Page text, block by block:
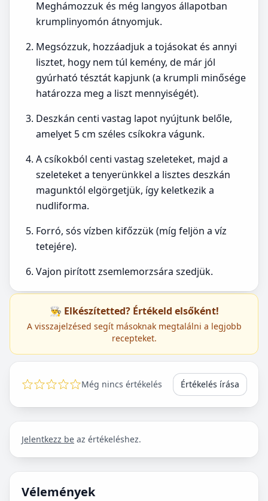
Meghámozzuk és még langyos állapotban
krumplinyomón átnyomjuk.
Megsózzuk, hozzáadjuk a tojásokat és annyi
lisztet, hogy nem túl kemény, de már jól
gyúrható tésztát kapjunk (a krumpli minősége
határozza meg a liszt mennyiségét).
Deszkán centi vastag lapot nyújtunk belőle,
amelyet 5 cm széles csíkokra vágunk.
A csíkokból centi vastag szeleteket, majd a
szeleteket a tenyerünkkel a lisztes deszkán
magunktól elgörgetjük, így keletkezik a
nudliforma.
Forró, sós vízben kifőzzük (míg feljön a víz
tetejére).
Vajon pirított zsemlemorzsára szedjük.
👨‍🍳 Elkészítetted? Értékeld elsőként!
A visszajelzésed segít másoknak megtalálni a legjobb
recepteket.
Még nincs értékelés Értékelés írása
Jelentkezz be az értékeléshez.
Vélemények